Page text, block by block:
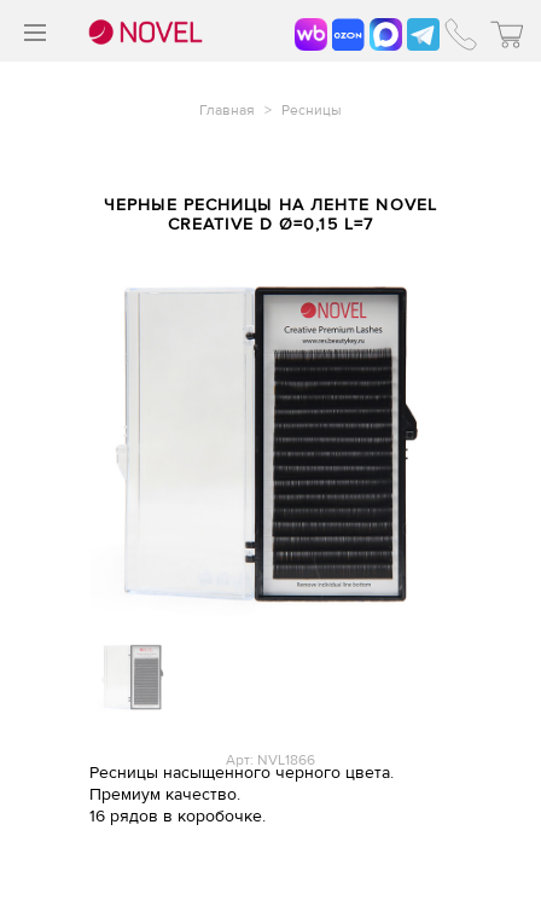
Главная > Ресницы
ЧЕРНЫЕ РЕСНИЦЫ НА ЛЕНТЕ NOVEL
CREATIVE D Ø=0,15 L=7
Арт: NVL1866
Ресницы насыщенного черного цвета.
Премиум качество.
16 рядов в коробочке.